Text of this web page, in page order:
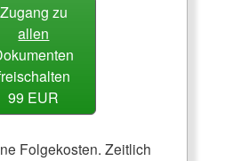
Zugang zu
allen
99 EUR
Folgekosten. Zeitlich